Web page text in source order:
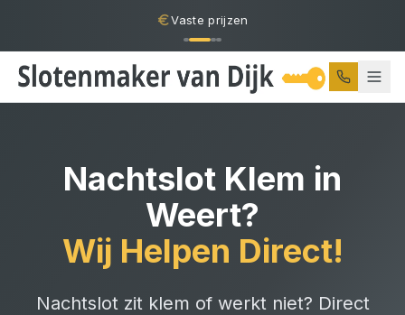
Vaste prijzen
Nachtslot Klem in
Weert?
Wij Helpen Direct!
Nachtslot zit klem of werkt niet? Direct